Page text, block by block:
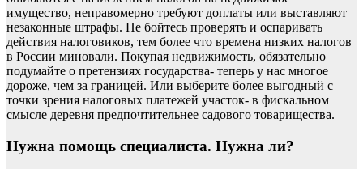
имущество, неправомерно требуют доплаты или выставляют
незаконные штрафы. Не бойтесь проверять и оспаривать
действия налоговиков, тем более что времена низких налогов
в России миновали. Покупая недвижимость, обязательно
подумайте о претензиях государства- теперь у нас многое
дороже, чем за границей. Или выберите более выгодный с
точки зрения налоговых платежей участок- в фискальном
смысле деревня предпочтительнее садового товарищества.
Нужна помощь специалиста. Нужна ли?